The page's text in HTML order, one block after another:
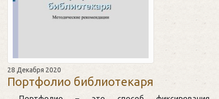
28 Декабря 2020
Портфолио библиотекаря